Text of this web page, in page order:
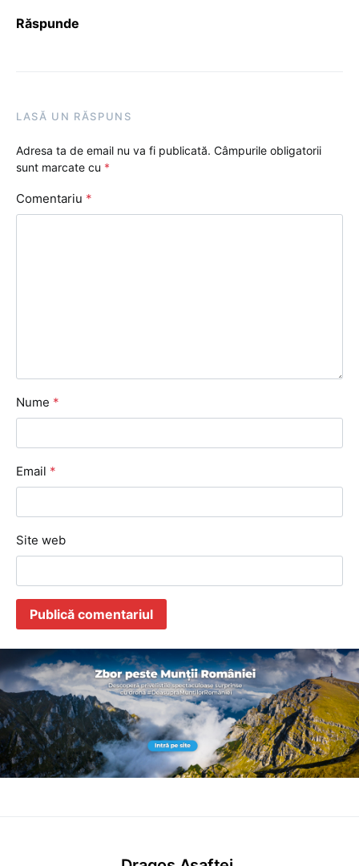
Răspunde
LASĂ UN RĂSPUNS
Adresa ta de email nu va fi publicată. Câmpurile obligatorii
sunt marcate cu *
Comentariu *
Nume *
Email *
Site web